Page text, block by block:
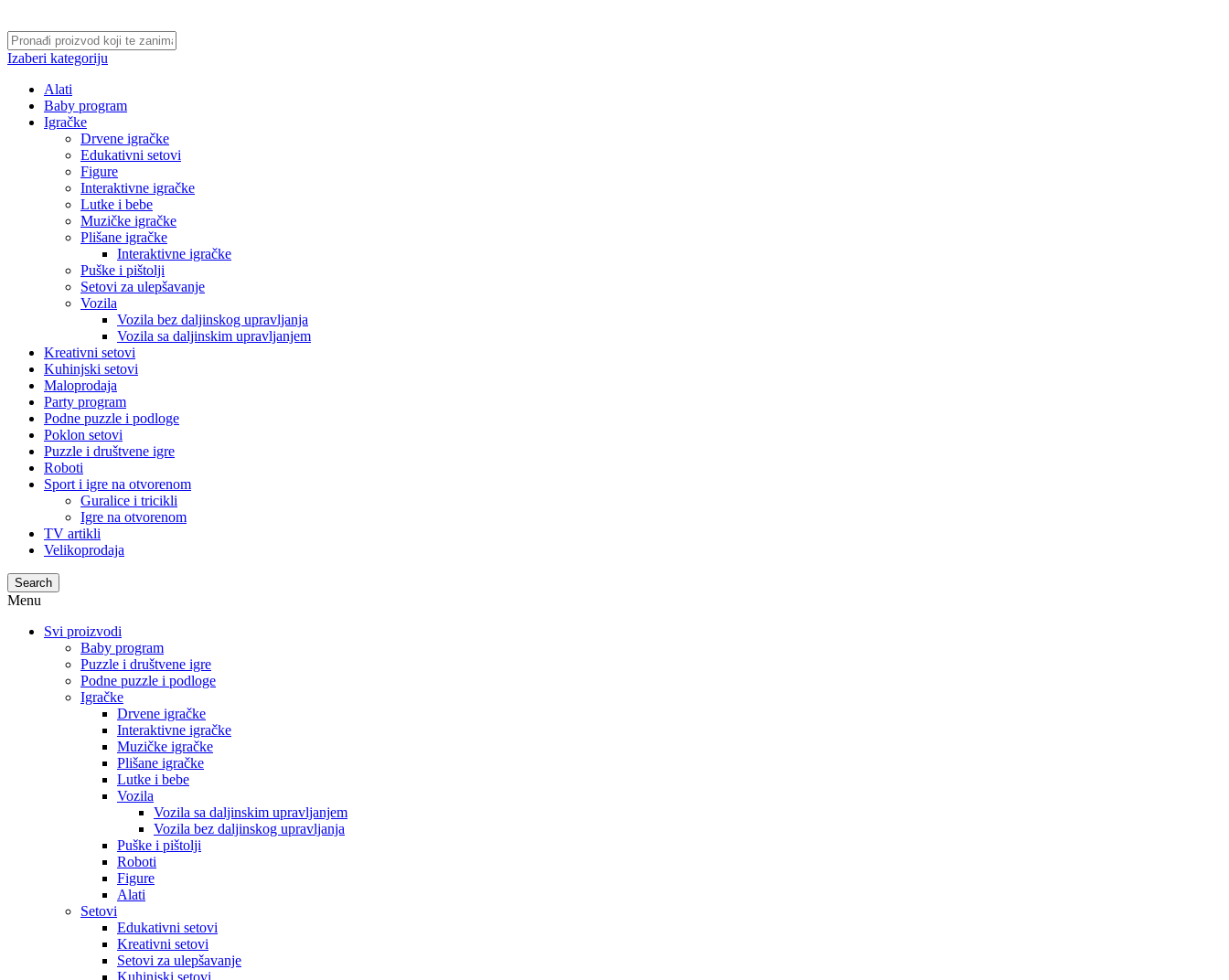
Izaberi kategoriju
Alati
Baby program
Igračke
Drvene igračke
Edukativni setovi
Figure
Interaktivne igračke
Lutke i bebe
Muzičke igračke
Plišane igračke
Interaktivne igračke
Puške i pištolji
Setovi za ulepšavanje
Vozila
Vozila bez daljinskog upravljanja
Vozila sa daljinskim upravljanjem
Kreativni setovi
Kuhinjski setovi
Maloprodaja
Party program
Podne puzzle i podloge
Poklon setovi
Puzzle i društvene igre
Roboti
Sport i igre na otvorenom
Guralice i tricikli
Igre na otvorenom
TV artikli
Velikoprodaja
Search
Menu
Svi proizvodi
Baby program
Puzzle i društvene igre
Podne puzzle i podloge
Igračke
Drvene igračke
Interaktivne igračke
Muzičke igračke
Plišane igračke
Lutke i bebe
Vozila
Vozila sa daljinskim upravljanjem
Vozila bez daljinskog upravljanja
Puške i pištolji
Roboti
Figure
Alati
Setovi
Edukativni setovi
Kreativni setovi
Setovi za ulepšavanje
Kuhinjski setovi